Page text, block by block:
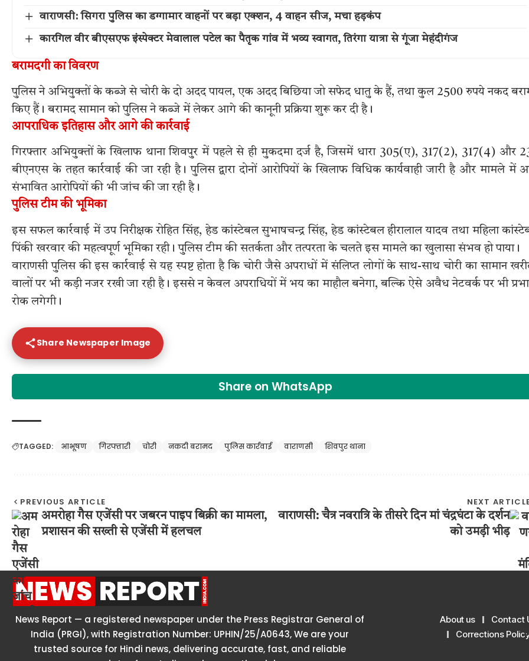
वाराणसी: सिगरा पुलिस का डग्गामार वाहनों पर बड़ा एक्शन, 4 वाहन सीज, मचा हड़कंप
कारगिल वीर बीएसएफ इंस्पेक्टर मेवालाल पटेल का पैतृक गांव में भव्य स्वागत, तिरंगा यात्रा से गूंजा मेहंदीगंज
बरामदगी का विवरण
पुलिस ने अभियुक्तों के कब्जे से चोरी के दो अदद पायल, एक अदद बिछिया जो सफेद धातु के हैं, तथा कुल 2500 रुपये नकद
किए हैं। बरामद सामान को पुलिस ने कब्जे में लेकर आगे की कानूनी प्रक्रिया शुरू कर दी है।
आपराधिक इतिहास और आगे की कार्रवाई
गिरफ्तार अभियुक्तों के खिलाफ थाना शिवपुर में पहले से ही मुकदमा दर्ज है, जिसमें धारा 305(ए), 317(2), 317(4) और
बीएनएस के तहत कार्रवाई की जा रही है। पुलिस द्वारा दोनों आरोपियों के खिलाफ विधिक कार्यवाही जारी है और मामले में
संभावित आरोपियों की भी जांच की जा रही है।
पुलिस टीम की भूमिका
इस सफल कार्रवाई में उप निरीक्षक रोहित सिंह, हेड कांस्टेबल सुभाषचन्द्र सिंह, हेड कांस्टेबल हीरालाल यादव तथा महिला
पिंकी खरवार की महत्वपूर्ण भूमिका रही। पुलिस टीम की सतर्कता और तत्परता के चलते इस मामले का खुलासा संभव हो पाया।
वाराणसी पुलिस की इस कार्रवाई से यह स्पष्ट होता है कि चोरी जैसे अपराधों में संलिप्त लोगों के साथ-साथ चोरी का सामान
वालों पर भी कड़ी नजर रखी जा रही है। इससे न केवल अपराधियों में भय का माहौल बनेगा, बल्कि ऐसे अवैध नेटवर्क पर भी
रोक लगेगी।
Share Newspaper Image
Share on WhatsApp
TAGGED: आभूषण गिरफ्तारी चोरी नकदी बरामद पुलिस कार्रवाई वाराणसी शिवपुर थाना
PREVIOUS ARTICLE
अमरोहा गैस एजेंसी पर जबरन पाइप बिक्री का मामला,
प्रशासन की सख्ती से एजेंसी में हलचल
NEXT
वाराणसी: चैत्र नवरात्रि के तीसरे दिन मां चंद्रघंटा के दर्शन
को उमड़ी भीड़
News Report — a registered newspaper under the Press Registrar General of
India (PRGI), with Registration Number: UPHIN/25/A0643, We are your
trusted source for Hindi news, delivering accurate, fast, and reliable
About us
Contact
Corrections